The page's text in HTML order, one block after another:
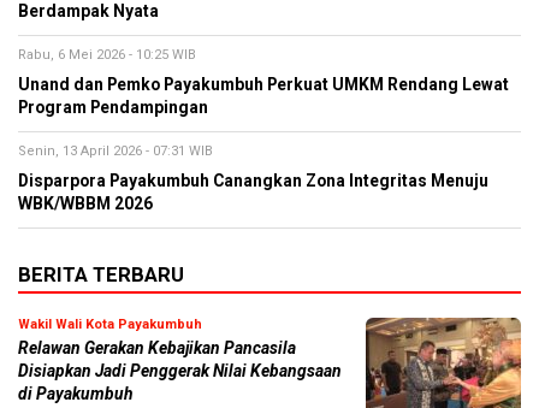
Berdampak Nyata
Rabu, 6 Mei 2026 - 10:25 WIB
Unand dan Pemko Payakumbuh Perkuat UMKM Rendang Lewat
Program Pendampingan
Senin, 13 April 2026 - 07:31 WIB
Disparpora Payakumbuh Canangkan Zona Integritas Menuju
WBK/WBBM 2026
BERITA TERBARU
Wakil Wali Kota Payakumbuh
Relawan Gerakan Kebajikan Pancasila
Disiapkan Jadi Penggerak Nilai Kebangsaan
di Payakumbuh